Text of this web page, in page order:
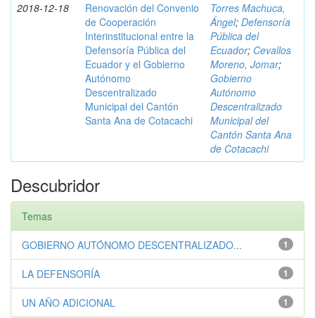
2018-12-18
Renovación del Convenio
de Cooperación
Interinstitucional entre la
Defensoría Pública del
Ecuador y el Gobierno
Autónomo
Descentralizado
Municipal del Cantón
Santa Ana de Cotacachi
Torres Machuca,
Ángel; Defensoría
Pública del
Ecuador; Cevallos
Moreno, Jomar;
Gobierno
Autónomo
Descentralizado
Municipal del
Cantón Santa Ana
de Cotacachi
Descubridor
Temas
1
GOBIERNO AUTÓNOMO DESCENTRALIZADO...
1
LA DEFENSORÍA
1
UN AÑO ADICIONAL